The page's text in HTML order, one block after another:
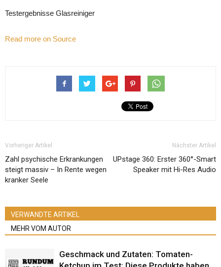
Testergebnisse Glasreiniger
Read more on Source
Vorheriger Artikel
Zahl psychische Erkrankungen
steigt massiv – In Rente wegen
kranker Seele
Nächster Artikel
UPstage 360: Erster 360°-Smart
Speaker mit Hi-Res Audio
VERWANDTE ARTIKEL
MEHR VOM AUTOR
Geschmack und Zutaten: Tomaten-